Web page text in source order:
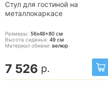
Стул для гостиной на
металлокаркасе
Размеры: 56x48x80 см
Высота сиденья: 49 см
Материал обивки: велюр
7 526 р.